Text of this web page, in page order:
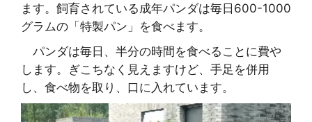
ます。飼育されている成年パンダは毎日600-1000
グラムの「特製パン」を食べます。
パンダは毎日、半分の時間を食べることに費や
します。ぎこちなく見えますけど、手足を併用
し、食べ物を取り、口に入れています。